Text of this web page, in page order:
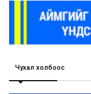
Чухал холбоос